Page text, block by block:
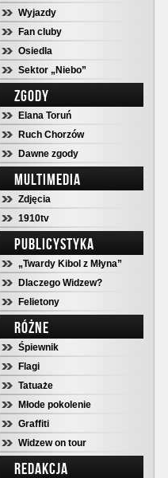
Wyjazdy
Fan cluby
Osiedla
Sektor „Niebo”
ZGODY
Elana Toruń
Ruch Chorzów
Dawne zgody
MULTIMEDIA
Zdjęcia
1910tv
PUBLICYSTYKA
„Twardy Kibol z Młyna”
Dlaczego Widzew?
Felietony
RÓŻNE
Śpiewnik
Flagi
Tatuaże
Młode pokolenie
Graffiti
Widzew on tour
REDAKCJA